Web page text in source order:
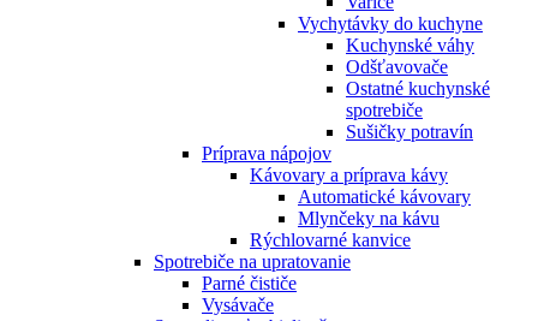
Vychytávky do kuchyne
Kuchynské váhy
Odšťavovače
Ostatné kuchynské
spotrebiče
Sušičky potravín
Príprava nápojov
Kávovary a príprava kávy
Automatické kávovary
Mlynčeky na kávu
Rýchlovarné kanvice
Spotrebiče na upratovanie
Parné čističe
Vysávače